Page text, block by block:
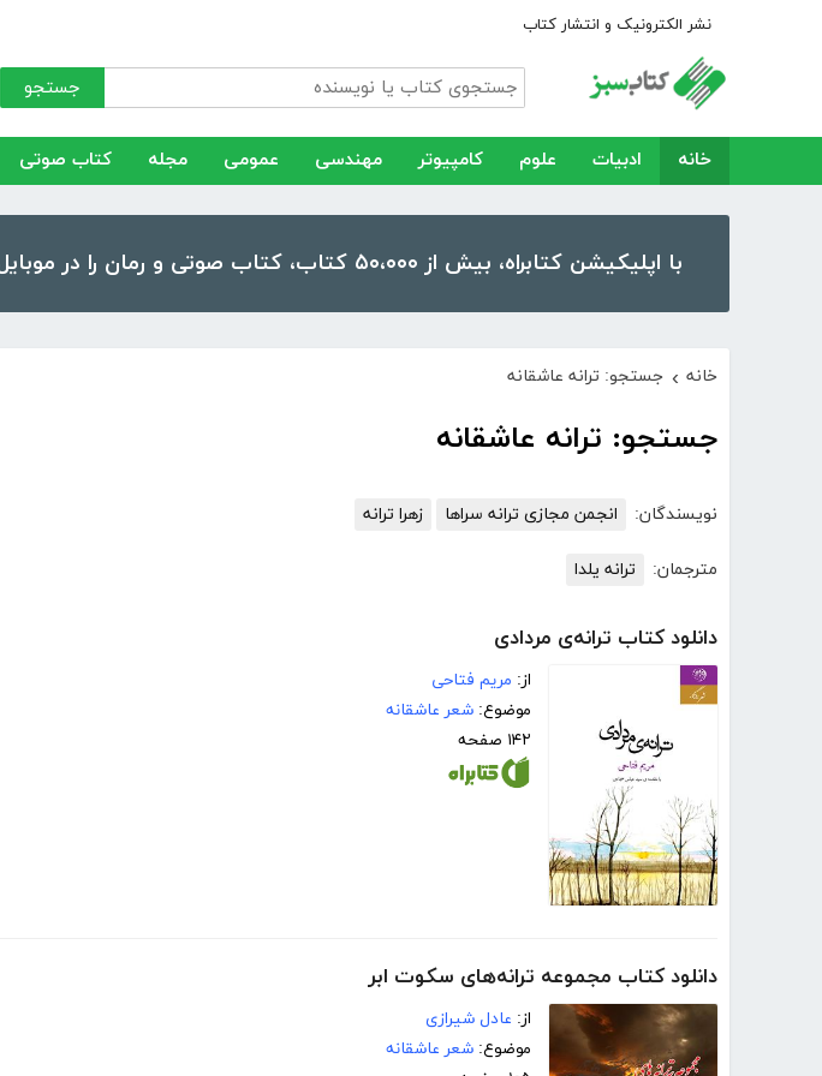
نشر الکترونیک و انتشار کتاب
جستجو
خانه ادبیات علوم کامپیوتر مهندسی عمومی مجله کتاب صوتی
با اپلیکیشن کتابراه، بیش از ۵۰،۰۰۰ کتاب، کتاب صوتی و رمان را در موبایل و تبلت خود داشته باشید!
خانه › جستجو: ترانه عاشقانه
جستجو: ترانه عاشقانه
نویسندگان: انجمن مجازی ترانه سراها زهرا ترانه
مترجمان: ترانه یلدا
دانلود کتاب ترانه‌ی مردادی
از: مریم فتاحی
موضوع: شعر عاشقانه
۱۴۲ صفحه
دانلود کتاب مجموعه ترانه‌های سکوت ابر
از: عادل شیرازی
موضوع: شعر عاشقانه